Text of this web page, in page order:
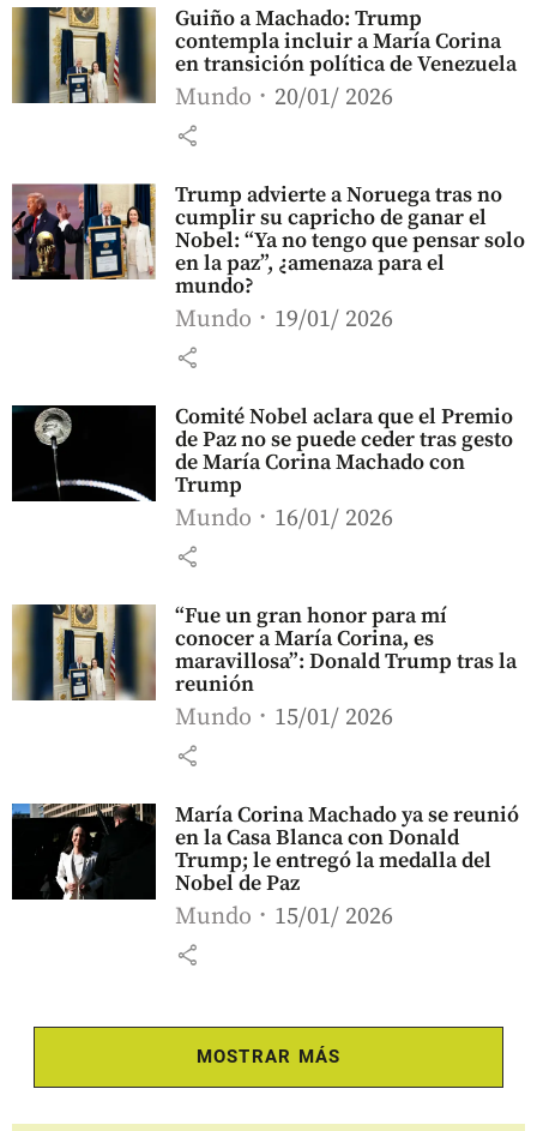
Guiño a Machado: Trump
contempla incluir a María Corina
en transición política de Venezuela
Mundo 20/01/ 2026
share
Trump advierte a Noruega tras no
cumplir su capricho de ganar el
Nobel: “Ya no tengo que pensar solo
en la paz”, ¿amenaza para el
mundo?
Mundo 19/01/ 2026
share
Comité Nobel aclara que el Premio
de Paz no se puede ceder tras gesto
de María Corina Machado con
Trump
Mundo 16/01/ 2026
share
“Fue un gran honor para mí
conocer a María Corina, es
maravillosa”: Donald Trump tras la
reunión
Mundo 15/01/ 2026
share
María Corina Machado ya se reunió
en la Casa Blanca con Donald
Trump; le entregó la medalla del
Nobel de Paz
Mundo 15/01/ 2026
share
MOSTRAR MÁS